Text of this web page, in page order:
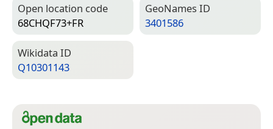
Open location code
68CHQF73+FR
Geo­Names ID
3401586
Wiki­data ID
Q10301143